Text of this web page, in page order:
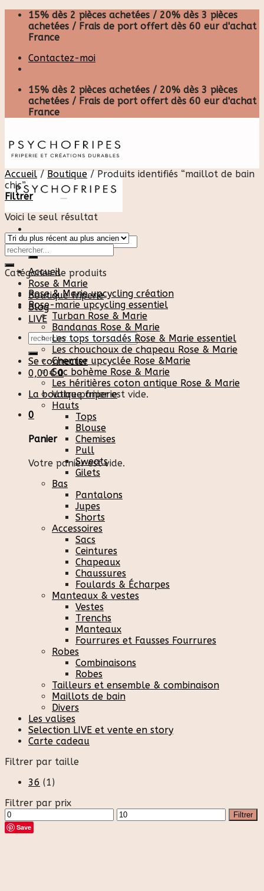
Skip
content
15% dès 2 pièces achetées / 20% dès 3 pièces
achetées / Frais de port offert dès 60 eur d'achat
France
Contactez-moi
15% dès 2 pièces achetées / 20% dès 3 pièces
achetées / Frais de port offert dès 60 eur d'achat
France
Recherche
pour :
Accueil
Rose & Marie
Boutique friperie
Blog
LIVE
Recherche
pour :
Se connecter
0,00€ 0
Votre panier est vide.
0
Panier
Votre panier est vide.
Accueil / Boutique /Produits identifiés “maillot de bain
chic”
Filtrer
Voici le seul résultat
Catégories de produits
Rose & Marie upcycling création
Rose-marie upcycling essentiel
Turban Rose & Marie
Bandanas Rose & Marie
Les tops torsadés Rose & Marie essentiel
Les chouchoux de chapeau Rose & Marie
Chemise upcyclée Rose &Marie
Sac bohème Rose & Marie
Les héritières coton antique Rose & Marie
La boutique friperie
Hauts
Tops
Blouse
Chemises
Pull
Sweats
Gilets
Bas
Pantalons
Jupes
Shorts
Accessoires
Sacs
Ceintures
Chapeaux
Chaussures
Foulards & Écharpes
Manteaux & vestes
Vestes
Trenchs
Manteaux
Fourrures et Fausses Fourrures
Robes
Combinaisons
Robes
Tailleurs et ensemble & combinaison
Maillots de bain
Divers
Les valises
Selection LIVE et vente en story
Carte cadeau
Filtrer par taille
36 (1)
Filtrer par prix
Prix
min
Prix
max
Filtrer
Save